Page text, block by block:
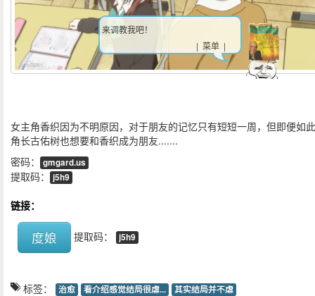
女主角香织因为不明原因，对于朋友的记忆只有短短一周，但即便如
角长古佑树也想要和香织成为朋友.......
密码：
gmgard.us
提取码： j5h9
链接：
度娘 提取码： j5h9
标签： 治愈 看介绍感觉结局很虐...
其实结局并不虐
来调教我吧！
| 菜单 |